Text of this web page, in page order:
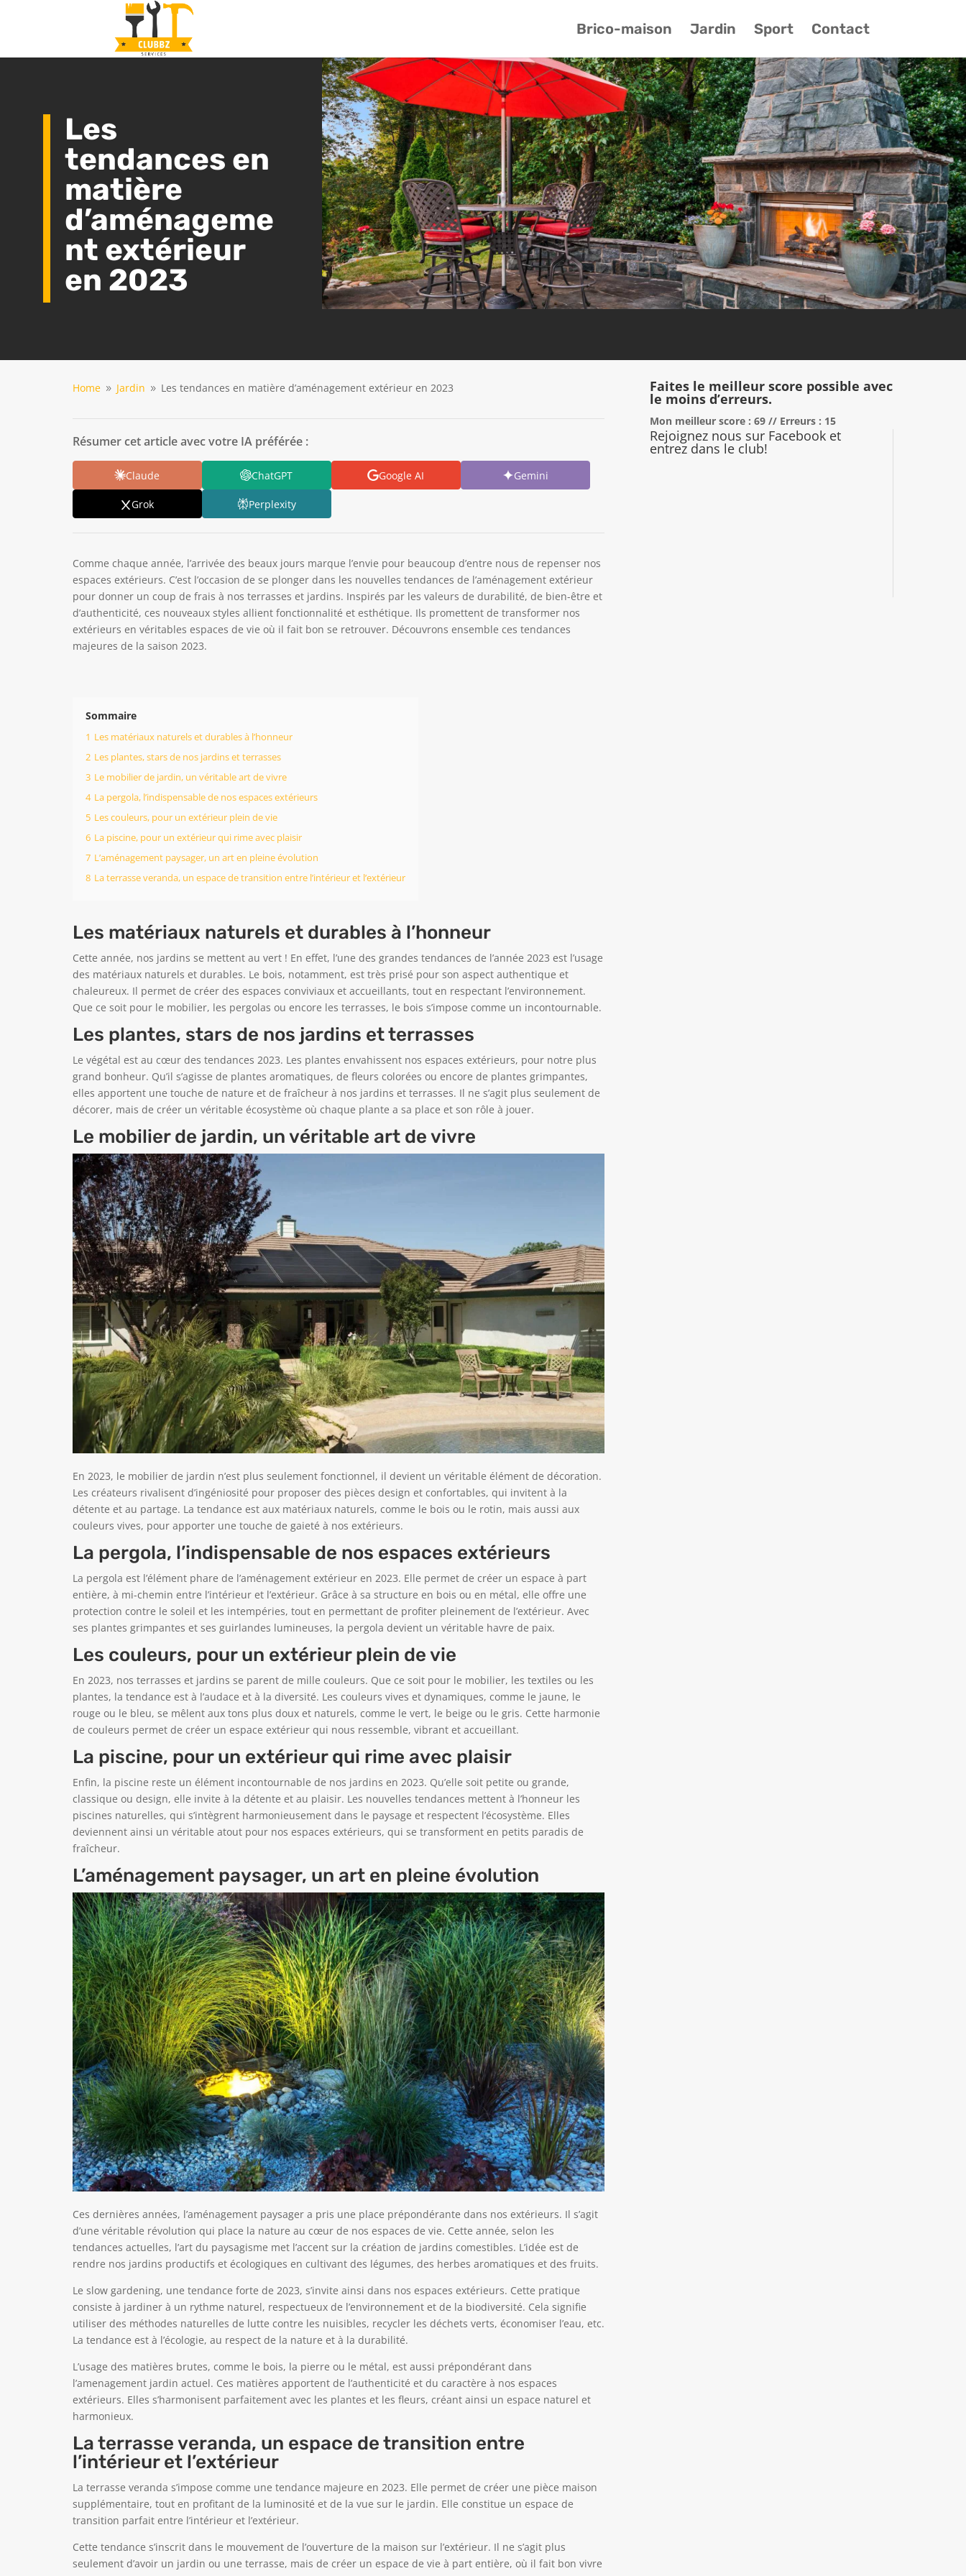
Brico-maison Jardin Sport Contact
Les
tendances en
matière
d’aménageme
nt extérieur
en 2023
Home 9 Jardin 9 Les tendances en matière d’aménagement extérieur en 2023
Résumer cet article avec votre IA préférée :
Claude ChatGPT Google AI Gemini
Grok Perplexity
Comme chaque année, l’arrivée des beaux jours marque l’envie pour beaucoup d’entre nous de repenser nos
espaces extérieurs. C’est l’occasion de se plonger dans les nouvelles tendances de l’aménagement extérieur
pour donner un coup de frais à nos terrasses et jardins. Inspirés par les valeurs de durabilité, de bien-être et
d’authenticité, ces nouveaux styles allient fonctionnalité et esthétique. Ils promettent de transformer nos
extérieurs en véritables espaces de vie où il fait bon se retrouver. Découvrons ensemble ces tendances
majeures de la saison 2023.
Sommaire
1 Les matériaux naturels et durables à l’honneur
2 Les plantes, stars de nos jardins et terrasses
3 Le mobilier de jardin, un véritable art de vivre
4 La pergola, l’indispensable de nos espaces extérieurs
5 Les couleurs, pour un extérieur plein de vie
6 La piscine, pour un extérieur qui rime avec plaisir
7 L’aménagement paysager, un art en pleine évolution
8 La terrasse veranda, un espace de transition entre l’intérieur et l’extérieur
Les matériaux naturels et durables à l’honneur
Cette année, nos jardins se mettent au vert ! En effet, l’une des grandes tendances de l’année 2023 est l’usage
des matériaux naturels et durables. Le bois, notamment, est très prisé pour son aspect authentique et
chaleureux. Il permet de créer des espaces conviviaux et accueillants, tout en respectant l’environnement.
Que ce soit pour le mobilier, les pergolas ou encore les terrasses, le bois s’impose comme un incontournable.
Les plantes, stars de nos jardins et terrasses
Le végétal est au cœur des tendances 2023. Les plantes envahissent nos espaces extérieurs, pour notre plus
grand bonheur. Qu’il s’agisse de plantes aromatiques, de fleurs colorées ou encore de plantes grimpantes,
elles apportent une touche de nature et de fraîcheur à nos jardins et terrasses. Il ne s’agit plus seulement de
décorer, mais de créer un véritable écosystème où chaque plante a sa place et son rôle à jouer.
Le mobilier de jardin, un véritable art de vivre
En 2023, le mobilier de jardin n’est plus seulement fonctionnel, il devient un véritable élément de décoration.
Les créateurs rivalisent d’ingéniosité pour proposer des pièces design et confortables, qui invitent à la
détente et au partage. La tendance est aux matériaux naturels, comme le bois ou le rotin, mais aussi aux
couleurs vives, pour apporter une touche de gaieté à nos extérieurs.
La pergola, l’indispensable de nos espaces extérieurs
La pergola est l’élément phare de l’aménagement extérieur en 2023. Elle permet de créer un espace à part
entière, à mi-chemin entre l’intérieur et l’extérieur. Grâce à sa structure en bois ou en métal, elle offre une
protection contre le soleil et les intempéries, tout en permettant de profiter pleinement de l’extérieur. Avec
ses plantes grimpantes et ses guirlandes lumineuses, la pergola devient un véritable havre de paix.
Les couleurs, pour un extérieur plein de vie
En 2023, nos terrasses et jardins se parent de mille couleurs. Que ce soit pour le mobilier, les textiles ou les
plantes, la tendance est à l’audace et à la diversité. Les couleurs vives et dynamiques, comme le jaune, le
rouge ou le bleu, se mêlent aux tons plus doux et naturels, comme le vert, le beige ou le gris. Cette harmonie
de couleurs permet de créer un espace extérieur qui nous ressemble, vibrant et accueillant.
La piscine, pour un extérieur qui rime avec plaisir
Enfin, la piscine reste un élément incontournable de nos jardins en 2023. Qu’elle soit petite ou grande,
classique ou design, elle invite à la détente et au plaisir. Les nouvelles tendances mettent à l’honneur les
piscines naturelles, qui s’intègrent harmonieusement dans le paysage et respectent l’écosystème. Elles
deviennent ainsi un véritable atout pour nos espaces extérieurs, qui se transforment en petits paradis de
fraîcheur.
L’aménagement paysager, un art en pleine évolution
Ces dernières années, l’aménagement paysager a pris une place prépondérante dans nos extérieurs. Il s’agit
d’une véritable révolution qui place la nature au cœur de nos espaces de vie. Cette année, selon les
tendances actuelles, l’art du paysagisme met l’accent sur la création de jardins comestibles. L’idée est de
rendre nos jardins productifs et écologiques en cultivant des légumes, des herbes aromatiques et des fruits.
Le slow gardening, une tendance forte de 2023, s’invite ainsi dans nos espaces extérieurs. Cette pratique
consiste à jardiner à un rythme naturel, respectueux de l’environnement et de la biodiversité. Cela signifie
utiliser des méthodes naturelles de lutte contre les nuisibles, recycler les déchets verts, économiser l’eau, etc.
La tendance est à l’écologie, au respect de la nature et à la durabilité.
L’usage des matières brutes, comme le bois, la pierre ou le métal, est aussi prépondérant dans
l’amenagement jardin actuel. Ces matières apportent de l’authenticité et du caractère à nos espaces
extérieurs. Elles s’harmonisent parfaitement avec les plantes et les fleurs, créant ainsi un espace naturel et
harmonieux.
La terrasse veranda, un espace de transition entre
l’intérieur et l’extérieur
La terrasse veranda s’impose comme une tendance majeure en 2023. Elle permet de créer une pièce maison
supplémentaire, tout en profitant de la luminosité et de la vue sur le jardin. Elle constitue un espace de
transition parfait entre l’intérieur et l’extérieur.
Cette tendance s’inscrit dans le mouvement de l’ouverture de la maison sur l’extérieur. Il ne s’agit plus
seulement d’avoir un jardin ou une terrasse, mais de créer un espace de vie à part entière, où il fait bon vivre
Faites le meilleur score possible avec
le moins d’erreurs.
Mon meilleur score : 69 // Erreurs : 15
Rejoignez nous sur Facebook et
entrez dans le club!